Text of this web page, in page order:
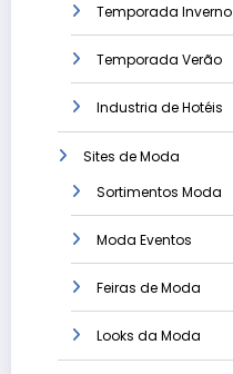
Temporada Inverno
Temporada Verão
Industria de Hotéis
Sites de Moda
Sortimentos Moda
Moda Eventos
Feiras de Moda
Looks da Moda